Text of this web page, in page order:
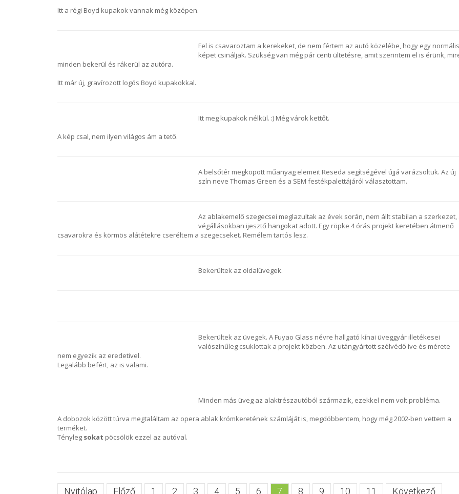
Itt a régi Boyd kupakok vannak még középen.
Fel is csavaroztam a kerekeket, de nem fértem az autó közelébe, hogy egy normális
képet csináljak. Szükség van még pár centi ültetésre, amit szerintem el is érünk,
minden bekerül és rákerül az autóra.
Itt már új, gravírozott logós Boyd kupakokkal.
Itt meg kupakok nélkül. :) Még várok kettőt.
A kép csal, nem ilyen világos ám a tető.
A belsőtér megkopott műanyag elemeit Reseda segítségével újjá varázsoltuk. Az új
szín neve Thomas Green és a SEM festékpalettájáról választottam.
Az ablakemelő szegecsei meglazultak az évek során, nem állt stabilan a szerkezet,
végállásokban ijesztő hangokat adott. Egy röpke 4 órás projekt keretében átmenő
csavarokra és körmös alátétekre cseréltem a szegecseket. Remélem tartós lesz.
Bekerültek az oldalüvegek.
Bekerültek az üvegek. A Fuyao Glass névre hallgató kínai üveggyár illetékesei
valószínűleg csuklottak a projekt közben. Az utángyártott szélvédő íve és mérete
nem egyezik az eredetivel.
Legalább befért, az is valami.
Minden más üveg az alaktrészautóból származik, ezekkel nem volt probléma.
A dobozok között túrva megtaláltam az opera ablak krómkeretének számláját is, megdöbbentem, hogy még 2002-ben vettem a
terméket.
Tényleg sokat pöcsölök ezzel az autóval.
Nyitólap Előző 1 2 3 4 5 6 7 8 9 10 11 Következő